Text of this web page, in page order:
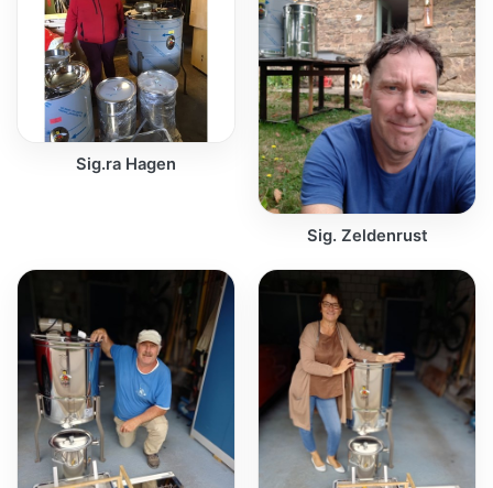
Sig.ra Hagen
Sig. Zeldenrust